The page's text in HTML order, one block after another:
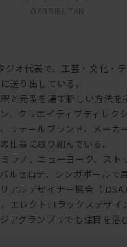
GABRIEL TAN
ジオ代表で、工芸・文化・
送り出している。
と元型を壊す新しい方法を
、クリエイティブディレク
リテールブランド、メーカ
仕事に取り組んでいる。
ラノ、ニューヨーク、スト
ルセロナ、シンガポールで
アルデザイナー協会（IDSA
エレクトロラックスデザイ
アグランプリでも注目を浴